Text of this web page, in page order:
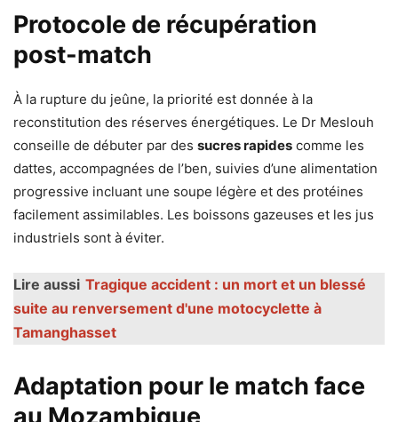
Protocole de récupération
post-match
À la rupture du jeûne, la priorité est donnée à la
reconstitution des réserves énergétiques. Le Dr Meslouh
conseille de débuter par des sucres rapides comme les
dattes, accompagnées de l’ben, suivies d’une alimentation
progressive incluant une soupe légère et des protéines
facilement assimilables. Les boissons gazeuses et les jus
industriels sont à éviter.
Lire aussi Tragique accident : un mort et un blessé
suite au renversement d'une motocyclette à
Tamanghasset
Adaptation pour le match face
au Mozambique